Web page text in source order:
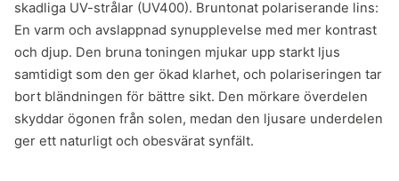
skadliga UV-strålar (UV400). Bruntonat polariserande lins:
En varm och avslappnad synupplevelse med mer kontrast
och djup. Den bruna toningen mjukar upp starkt ljus
samtidigt som den ger ökad klarhet, och polariseringen tar
bort bländningen för bättre sikt. Den mörkare överdelen
skyddar ögonen från solen, medan den ljusare underdelen
ger ett naturligt och obesvärat synfält.